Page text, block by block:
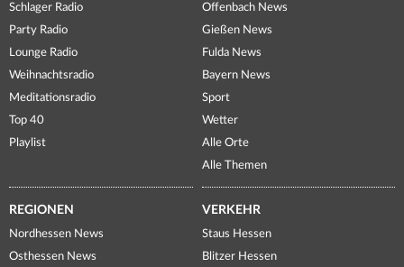
Schlager Radio
Party Radio
Lounge Radio
Weihnachtsradio
Meditationsradio
Top 40
Playlist
Offenbach News
Gießen News
Fulda News
Bayern News
Sport
Wetter
Alle Orte
Alle Themen
REGIONEN
Nordhessen News
Osthessen News
VERKEHR
Staus Hessen
Blitzer Hessen